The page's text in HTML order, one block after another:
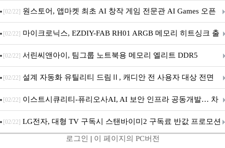
문 추가
[02/22] 원스토어, 앱마켓 최초 AI 창작 게임 전문관 AI Games 오픈
[02/22] 마이크로닉스, EZDIY-FAB RH01 ARGB 메모리 히트싱크 출
시
[02/22] 서린씨앤아이, 팀그룹 노트북용 메모리 엘리트 DDR5
5600MHz 16GB 출시
[02/22] 설계 자동화 유틸리티 드림Ⅱ, 캐디안 전 사용자 대상 전면
무상 배포
[02/22] 이스트시큐리티-퓨리오사AI, AI 보안 인프라 공동개발… 차
세대 AI 보안 플랫폼 구축
[02/22] LG전자, 대형 TV 구독시 스탠바이미2 구독료 반값 프로모션
로그인 | 이 페이지의 PC버전